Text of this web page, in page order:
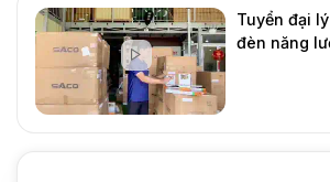
Tuyển đại
đèn năng